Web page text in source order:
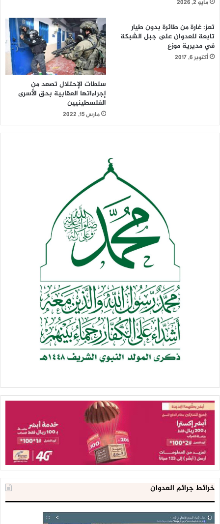
مايو 2, 2026
تعز: غارة من طائرة بدون طيار
تابعة للعدوان على جبل الشبكة
في مديرية موزع
أكتوبر 6, 2017
سلطات الإحتلال تصعد من
إجراءاتها العقابية بحق الأسرى
الفلسطينيين
مارس 15, 2022
خرائط جرائم العدوان